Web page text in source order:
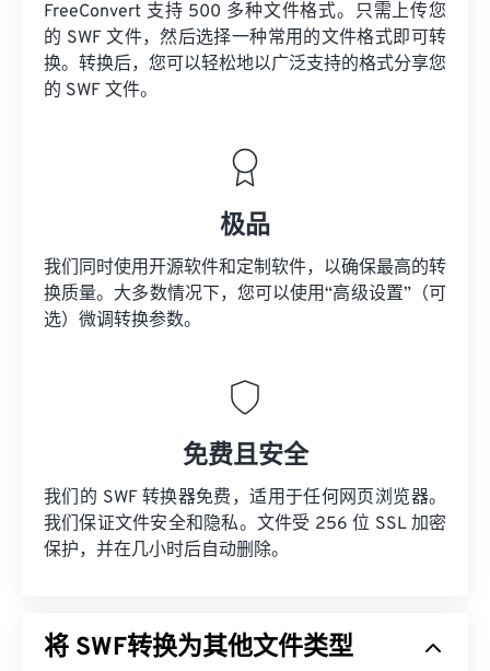
FreeConvert 支持 500 多种文件格式。只需上传您
的 SWF 文件，然后选择一种常用的文件格式即可转
换。转换后，您可以轻松地以广泛支持的格式分享您
的 SWF 文件。
极品
我们同时使用开源软件和定制软件，以确保最高的转
换质量。大多数情况下，您可以使用“高级设置”（可
选）微调转换参数。
免费且安全
我们的 SWF 转换器免费，适用于任何网页浏览器。
我们保证文件安全和隐私。文件受 256 位 SSL 加密
保护，并在几小时后自动删除。
将 SWF转换为其他文件类型